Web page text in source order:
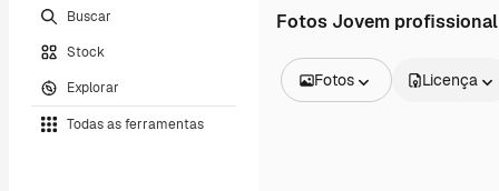
Buscar
Stock
Explorar
Todas as ferramentas
Fotos Jovem profissional
Fotos Licença